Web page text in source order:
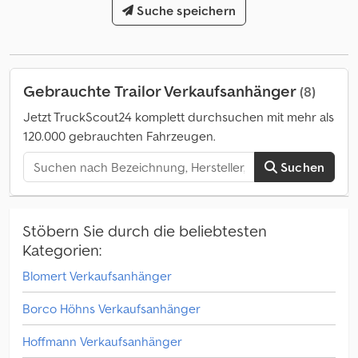
Adspfx Afkeha € 3.000 zzgl. MwSt.Suche speichern
Gebrauchte Trailor Verkaufsanhänger(8)
Jetzt TruckScout24 komplett durchsuchen mit mehr als
120.000 gebrauchten Fahrzeugen.
Suchen
Stöbern Sie durch die beliebtesten
Kategorien:
Blomert Verkaufsanhänger
Borco Höhns Verkaufsanhänger
Hoffmann Verkaufsanhänger